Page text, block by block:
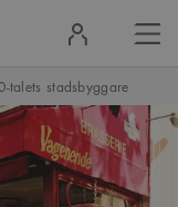
in
talets stadsbyggare